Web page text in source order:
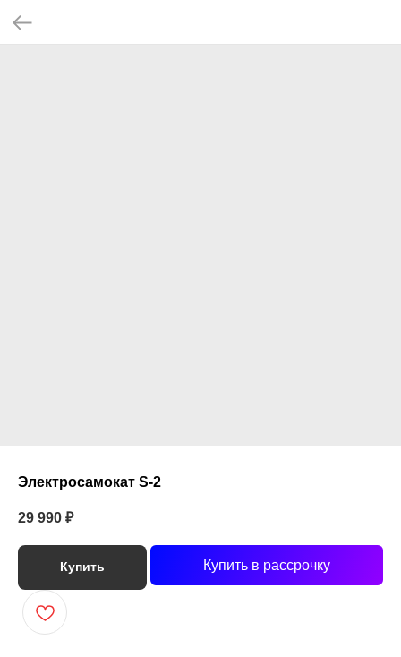
Электросамокат S-2
29 990 ₽
Купить Купить в рассрочку